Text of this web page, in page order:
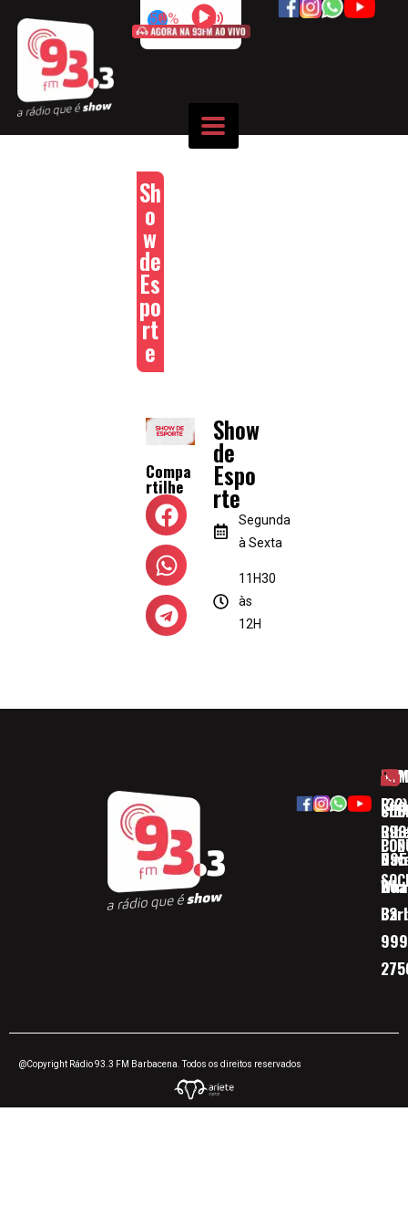
50%
Sh
o
w
de
Es
po
rt
e
Compa
rtilhe
Show
de
Espo
rte
Segunda
à Sexta
11H30
às
12H
(32)
32
@Copyright Rádio 93.3 FM Barbacena. Todos os direitos reservados